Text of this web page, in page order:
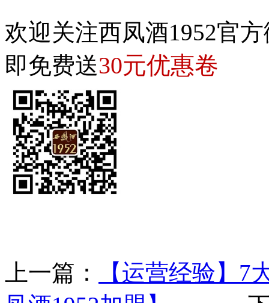
欢迎关注西凤酒1952官
即免费送30元优惠卷
上一篇：
【运营经验】7